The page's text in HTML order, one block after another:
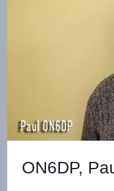
ON6DP,